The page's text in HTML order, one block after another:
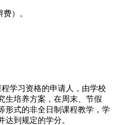
）。
学习资格的申请人，由学校
生培养方案，在周末、节假
形式的非全日制课程教学，学
达到规定的学分。